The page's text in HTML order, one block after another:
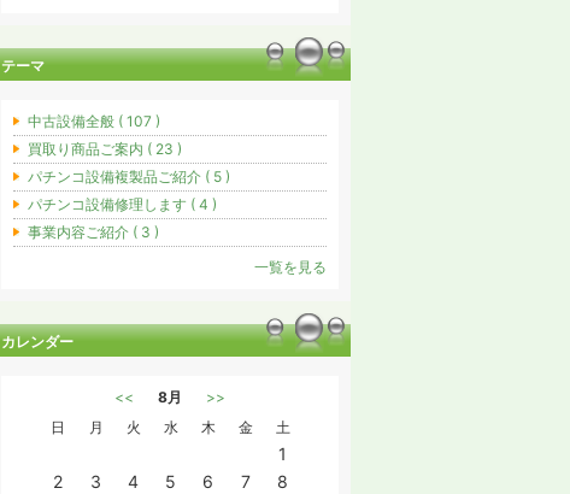
テーマ
中古設備全般 ( 107 )
買取り商品ご案内 ( 23 )
パチンコ設備複製品ご紹介 ( 5 )
パチンコ設備修理します ( 4 )
事業内容ご紹介 ( 3 )
一覧を見る
カレンダー
<< 8月
>>
日
月 火 水 木 金 土
1
2
3 4 5 6 7
8